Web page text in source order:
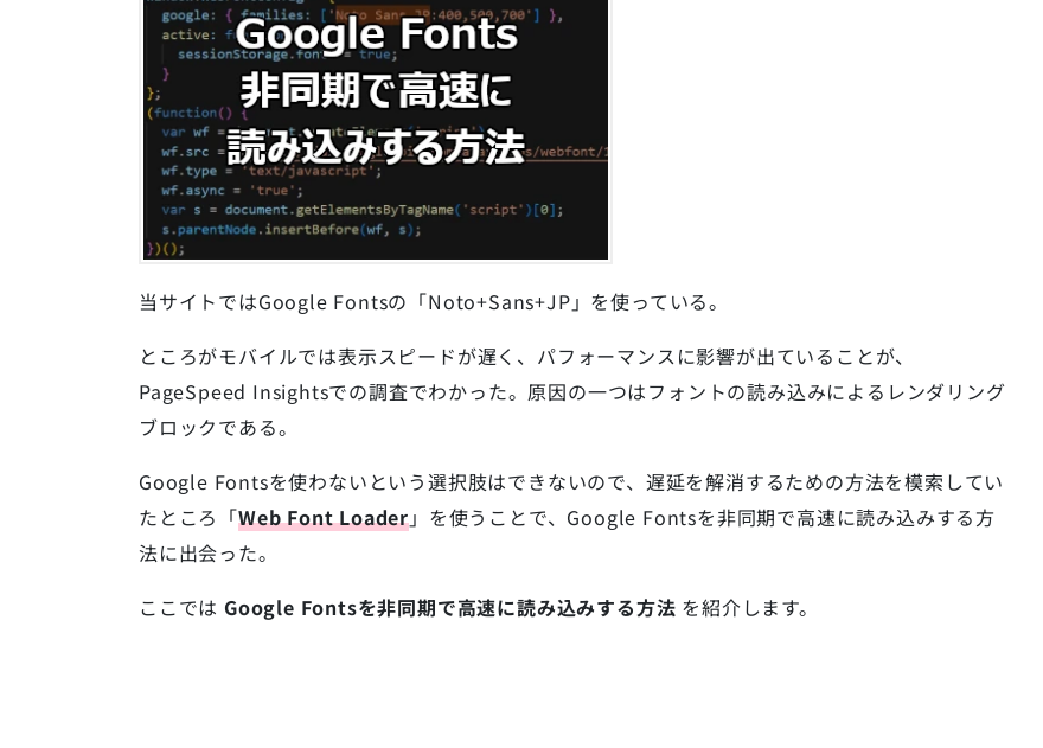
当サイトではGoogle Fontsの「Noto+Sans+JP」を使っている。
ところがモバイルでは表示スピードが遅く、パフォーマンスに影響が出ていることが、
PageSpeed Insightsでの調査でわかった。原因の一つはフォントの読み込みによるレンダリング
ブロックである。
Google Fontsを使わないという選択肢はできないので、遅延を解消するための方法を模索してい
たところ「Web Font Loader」を使うことで、Google Fontsを非同期で高速に読み込みする方
法に出会った。
ここでは Google Fontsを非同期で高速に読み込みする方法 を紹介します。